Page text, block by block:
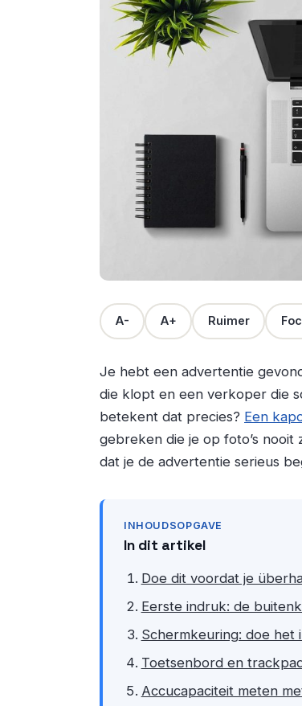
A- A+ Ruimer
Je hebt een advertentie
die klopt en een verkoper die
betekent dat precies? Een
gebreken die je op foto’s nooit
dat je de advertentie serieus
INHOUDSOPGAVE
In dit artikel
Doe dit voordat je
Eerste indruk: de
Schermkeuring: doe het
Toetsenbord en
Accucapaciteit meten